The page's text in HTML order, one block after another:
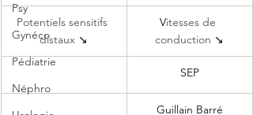
Psy
Gynéco
Pédiatrie
Néphro
Potentiels sensitifs
distaux ↘
​Vitesses de
conduction ↘
SEP
Guillain Barré